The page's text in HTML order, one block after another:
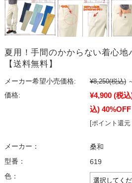
夏用！手間のかからない着心地
【送料無料】
メーカー希望小売価格: ¥8,250(税込)
価格:
¥4,900 (税
込) 40%OFF
[ポイント還
メーカー：
桑和
型番：
619
色：